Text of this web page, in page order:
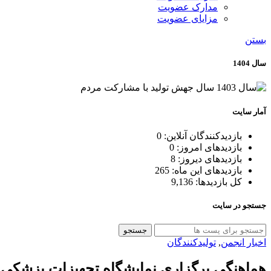
مدارک عضویت
مزایای عضویت
بستن
سال 1404
آمار سایت
بازدیدکنندگان آنلاین: 0
بازدیدهای امروز: 0
بازدیدهای دیروز: 8
بازدیدهای این ماه: 265
کل بازدیدها: 9,136
جستجو در سایت
جستجو
اخبار انجمن, تولیدکنندگان